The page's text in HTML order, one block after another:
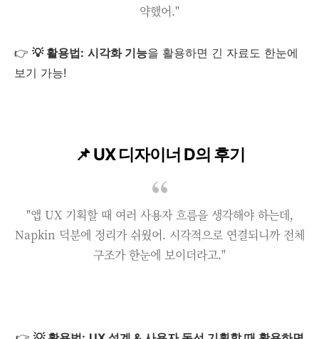
약했어."
👉 💡 활용법: 시각화 기능을 활용하면 긴 자료도 한눈에
보기 가능!
📌 UX 디자이너 D의 후기
"앱 UX 기획할 때 여러 사용자 흐름을 생각해야 하는데,
Napkin 덕분에 정리가 쉬웠어. 시각적으로 연결되니까 전체
구조가 한눈에 보이더라고."